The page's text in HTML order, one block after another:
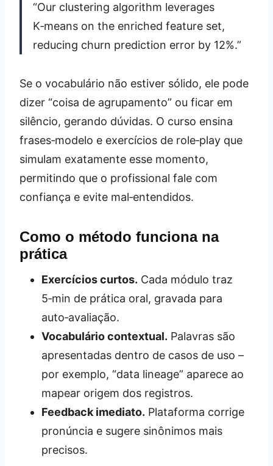
“Our clustering algorithm leverages
K‑means on the enriched feature set,
reducing churn prediction error by 12%.”
Se o vocabulário não estiver sólido, ele pode
dizer “coisa de agrupamento” ou ficar em
silêncio, gerando dúvidas. O curso ensina
frases‑modelo e exercícios de role‑play que
simulam exatamente esse momento,
permitindo que o profissional fale com
confiança e evite mal‑entendidos.
Como o método funciona na
prática
Exercícios curtos. Cada módulo traz
5‑min de prática oral, gravada para
auto‑avaliação.
Vocabulário contextual. Palavras são
apresentadas dentro de casos de uso –
por exemplo, “data lineage” aparece ao
mapear origem dos registros.
Feedback imediato. Plataforma corrige
pronúncia e sugere sinônimos mais
precisos.